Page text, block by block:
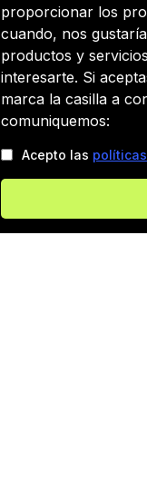
proporcionar los
cuando, nos
productos y
interesarte. Si
marca la casilla a
comuniquemos:
Acepto las